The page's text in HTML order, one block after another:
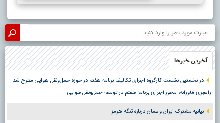
آخرین خبرها
در نخستین نشست کارگروه اجرای تکالیف برنامه هفتم در حوزه حمل‌ونقل هوایی مطرح شد:
راهبری فناورانه، محور اجرای برنامه هفتم در توسعه حمل‌ونقل هوایی
بیانیه مشترک ایران و عمان درباره تنگه هرمز